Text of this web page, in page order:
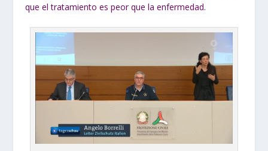
que el tratamiento es peor que la enfermedad.